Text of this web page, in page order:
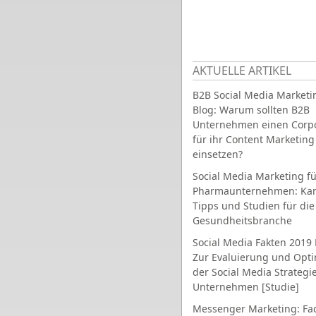
AKTUELLE ARTIKEL
B2B Social Media
Blog: Warum sollten B2B
Unternehmen einen
für ihr Content Marketing
einsetzen?
Social Media Marketing
Pharmaunternehmen:
Tipps und Studien für die
Gesundheitsbranche
Social Media Fakten 2019
Zur Evaluierung und
der Social Media
Unternehmen [Studie]
Messenger Marketing: